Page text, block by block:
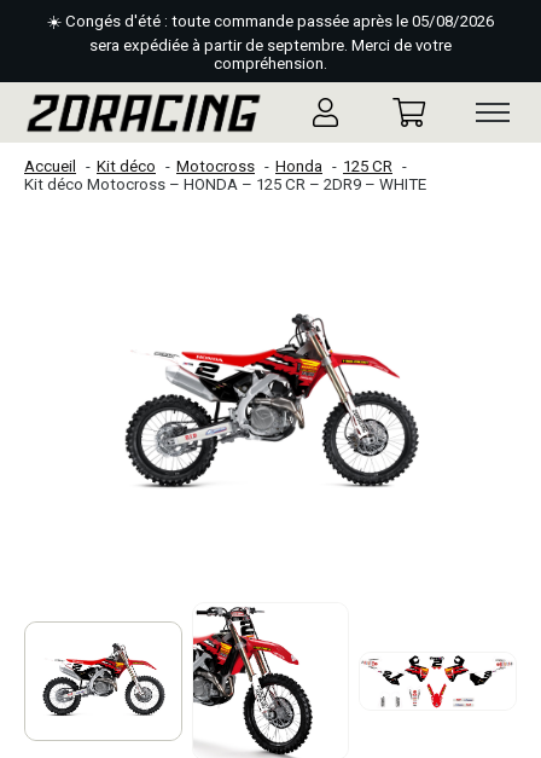
☀️ Congés d'été : toute commande passée après le 05/08/2026
sera expédiée à partir de septembre. Merci de votre
compréhension.
Accueil Kit déco Motocross Honda
125 CR
Kit déco Motocross – HONDA – 125 CR – 2DR9 – WHITE